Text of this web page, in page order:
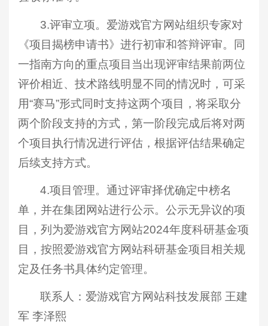
3.评审立项。爱游戏官方网站组织专家对
《项目揭榜申请书》进行初审和答辩评审。同
一指南方向的重点项目当出现评审结果前两位
评价相近、技术路线明显不同的情况时，可采
用“赛马”形式同时支持这两个项目，将采取分
两个阶段支持的方式，第一阶段完成后将对两
个项目执行情况进行评估，根据评估结果确定
后续支持方式。
4.项目管理。通过评审择优确定中榜名
单，并在集团网站进行公示。公示无异议的项
目，列为爱游戏官方网站2024年度科研基金项
目，按照爱游戏官方网站科研基金项目相关规
定及任务书具体约定管理。
联系人：爱游戏官方网站科技发展部 王建
军 李泽熙